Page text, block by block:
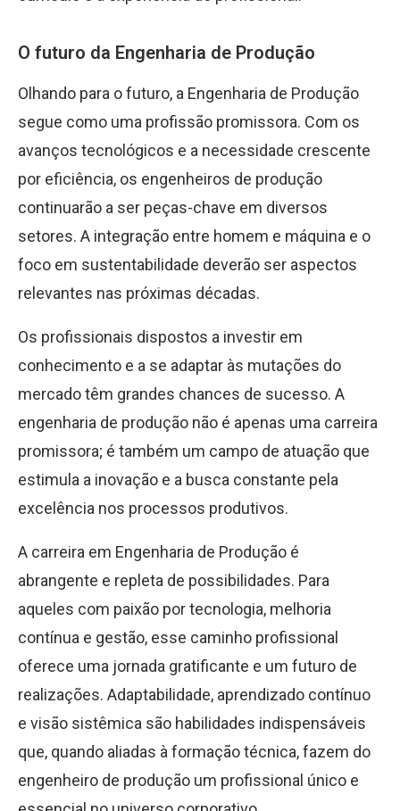
O futuro da Engenharia de Produção
Olhando para o futuro, a Engenharia de Produção
segue como uma profissão promissora. Com os
avanços tecnológicos e a necessidade crescente
por eficiência, os engenheiros de produção
continuarão a ser peças-chave em diversos
setores. A integração entre homem e máquina e o
foco em sustentabilidade deverão ser aspectos
relevantes nas próximas décadas.
Os profissionais dispostos a investir em
conhecimento e a se adaptar às mutações do
mercado têm grandes chances de sucesso. A
engenharia de produção não é apenas uma carreira
promissora; é também um campo de atuação que
estimula a inovação e a busca constante pela
excelência nos processos produtivos.
A carreira em Engenharia de Produção é
abrangente e repleta de possibilidades. Para
aqueles com paixão por tecnologia, melhoria
contínua e gestão, esse caminho profissional
oferece uma jornada gratificante e um futuro de
realizações. Adaptabilidade, aprendizado contínuo
e visão sistêmica são habilidades indispensáveis
que, quando aliadas à formação técnica, fazem do
engenheiro de produção um profissional único e